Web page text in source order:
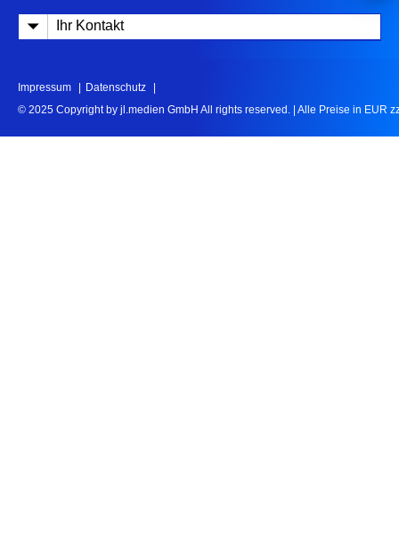
Ihr Kontakt
Impressum
Datenschutz
© 2025 Copyright by jl.medien GmbH All rights reserved. | Alle Preise in EUR